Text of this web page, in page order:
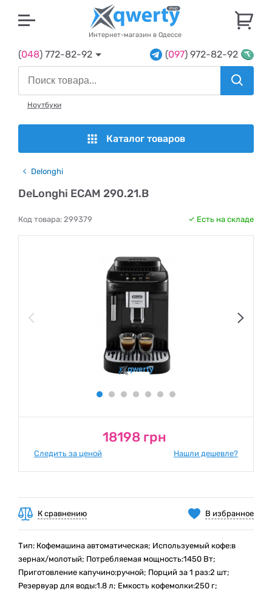
Интернет-магазин в Одессе
(048) 772-82-92 (097) 972-82-92
Ноутбуки
Каталог товаров
Delonghi
DeLonghi ECAM 290.21.B
Код товара: 299379 Есть на складе
18198 грн
Следить за ценой Нашли дешевле?
В избранное
К сравнению
Тип: Кофемашина автоматическая; Используемый кофе:в
зернах/молотый; Потребляемая мощность:1450 Вт;
Приготовление капучино:ручной; Порций за 1 раз:2 шт;
Резервуар для воды:1.8 л; Емкость кофемолки:250 г;